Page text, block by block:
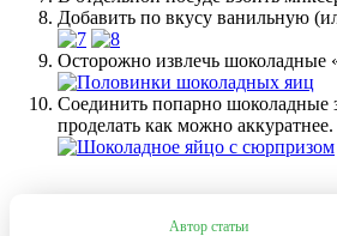
Добавить по вкусу ванильную
Осторожно извлечь шоколадные
Соединить попарно шоколадные
проделать как можно
Автор статьи